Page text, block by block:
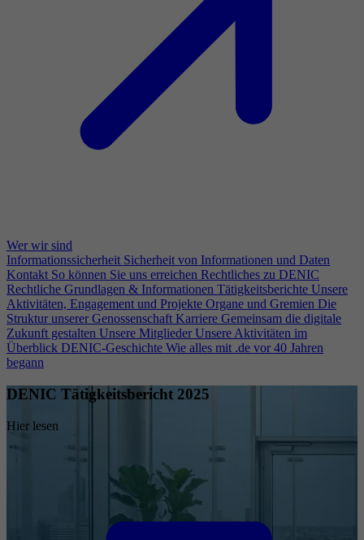
Wer wir sind
Informationssicherheit Sicherheit von Informationen und Daten
Kontakt So können Sie uns erreichen Rechtliches zu DENIC
Rechtliche Grundlagen & Informationen Tätigkeitsberichte Unsere
Aktivitäten, Engagement und Projekte Organe und Gremien Die
Struktur unserer Genossenschaft Karriere Gemeinsam die digitale
Zukunft gestalten Unsere Mitglieder Unsere Aktivitäten im
Überblick DENIC-Geschichte Wie alles mit .de vor 40 Jahren
begann
DENIC Tätigkeitsbericht 2025
Hier lesen